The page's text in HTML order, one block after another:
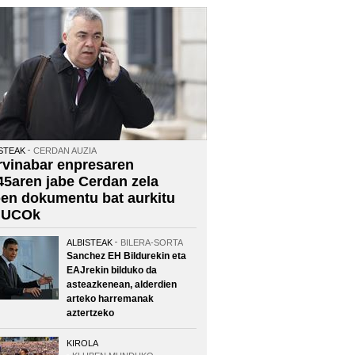
CERDAN AUZIA
enpresaren
jabe Cerdan zela
dokumentu bat aurkitu
ALBISTEAK BILERA-SORTA
Sanchez EH Bildurekin eta
EAJrekin bilduko da
asteazkenean, alderdien
arteko harremanak
aztertzeko
KIROLA